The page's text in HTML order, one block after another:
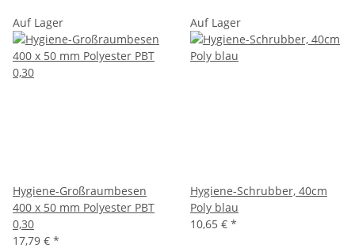
Auf Lager
Hygiene-Großraumbesen
400 x 50 mm Polyester PBT
0,30
17,79 € *
Auf Lager
Hygiene-Schrubber, 40cm
Poly blau
10,65 € *